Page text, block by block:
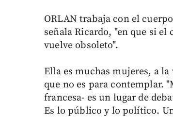
ORLAN trabaja con el
señala Ricardo, "en que si el
vuelve obsoleto".
Ella es muchas mujeres, a
que no es para contemplar.
francesa- es un lugar de
Es lo público y lo político.